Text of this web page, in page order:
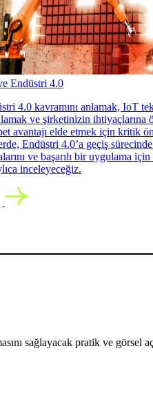
Endüstri 4.0
4.0 kavramını anlamak, IoT
ve şirketinizin ihtiyaçlarına
avantajı elde etmek için kritik
Endüstri 4.0’a geçiş
ve başarılı bir uygulama
inceleyeceğiz.
sağlayacak pratik ve görsel